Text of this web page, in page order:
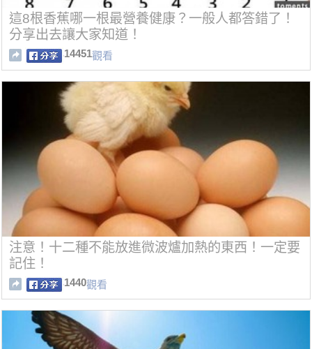
這8根香蕉哪一根最營養健康？一般人都答錯了！
分享出去讓大家知道！
14451觀看
注意！十二種不能放進微波爐加熱的東西！一定要
記住！
1440觀看